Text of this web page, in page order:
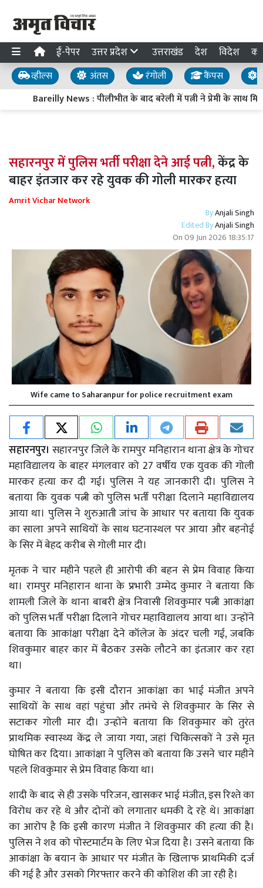
ई-पेपर उत्तर प्रदेश उत्तराखंड देश विदेश
व्हील्स अंतस रंगोली कैंपस
Bareilly News : पीलीभीत के बाद बरेली में पत्नी ने प्रेमी के साथ
सहारनपुर में पुलिस भर्ती परीक्षा देने आई पत्नी,केंद्र के
बाहर इंतजार कर रहे युवक की गोली मारकर हत्या
Amrit Vichar Network
ByAnjali Singh
Edited ByAnjali Singh
On09 Jun 2026 18:35:17
Wife came to Saharanpur for police recruitment exam
सहारनपुर।सहारनपुर जिले के रामपुर मनिहारान थाना क्षेत्र के गोचर
महाविद्यालय के बाहर मंगलवार को 27 वर्षीय एक युवक की गोली
मारकर हत्या कर दी गई। पुलिस ने यह जानकारी दी। पुलिस ने
बताया कि युवक पत्नी को पुलिस भर्ती परीक्षा दिलाने महाविद्यालय
आया था। पुलिस ने शुरुआती जांच के आधार पर बताया कि युवक
का साला अपने साथियों के साथ घटनास्थल पर आया और बहनोई
के सिर में बेहद करीब से गोली मार दी।
मृतक ने चार महीने पहले ही आरोपी की बहन से प्रेम विवाह किया
था। रामपुर मनिहारान थाना के प्रभारी उम्मेद कुमार ने बताया कि
शामली जिले के थाना बाबरी क्षेत्र निवासी शिवकुमार पत्नी आकांक्षा
को पुलिस भर्ती परीक्षा दिलाने गोचर महाविद्यालय आया था। उन्होंने
बताया कि आकांक्षा परीक्षा देने कॉलेज के अंदर चली गई, जबकि
शिवकुमार बाहर कार में बैठकर उसके लौटने का इंतजार कर रहा
था।
कुमार ने बताया कि इसी दौरान आकांक्षा का भाई मंजीत अपने
साथियों के साथ वहां पहुंचा और तमंचे से शिवकुमार के सिर से
सटाकर गोली मार दी। उन्होंने बताया कि शिवकुमार को तुरंत
प्राथमिक स्वास्थ्य केंद्र ले जाया गया, जहां चिकित्सकों ने उसे मृत
घोषित कर दिया। आकांक्षा ने पुलिस को बताया कि उसने चार महीने
पहले शिवकुमार से प्रेम विवाह किया था।
शादी के बाद से ही उसके परिजन, खासकर भाई मंजीत, इस रिश्ते का
विरोध कर रहे थे और दोनों को लगातार धमकी दे रहे थे। आकांक्षा
का आरोप है कि इसी कारण मंजीत ने शिवकुमार की हत्या की है।
पुलिस ने शव को पोस्टमार्टम के लिए भेज दिया है। उसने बताया कि
आकांक्षा के बयान के आधार पर मंजीत के खिलाफ प्राथमिकी दर्ज
की गई है और उसको गिरफ्तार करने की कोशिश की जा रही है।